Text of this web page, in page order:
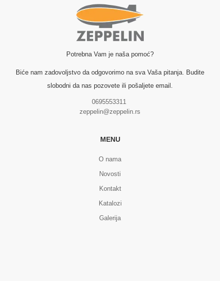
Potrebna Vam je naša pomoć?
Biće nam zadovoljstvo da odgovorimo na sva Vaša pitanja. Budite
slobodni da nas pozovete ili pošaljete email.
0695553311
zeppelin@zeppelin.rs
MENU
O nama
Novosti
Kontakt
Katalozi
Galerija